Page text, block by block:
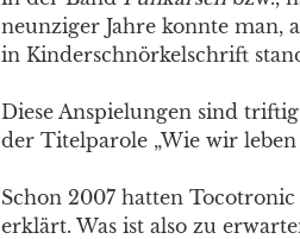
neunziger Jahre konnte man,
in Kinderschnörkelschrift
Diese Anspielungen sind
der Titelparole „Wie wir
Schon 2007 hatten
erklärt. Was ist also zu